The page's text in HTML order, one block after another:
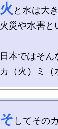
火 と水は大
火災や水害
日本ではそ
そ してその